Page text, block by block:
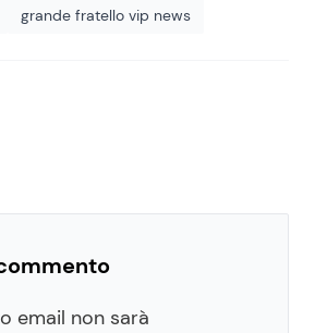
grande fratello vip news
email non sarà